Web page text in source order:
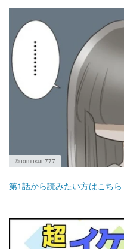
トレンド・イベント
©nomusun777
第1話から読みたい方はこちら